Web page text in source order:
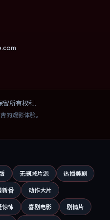
留所有权利.
的观影体验。
无删减片源 热播美剧
新番 动作大片
惊悚 喜剧电影 剧情片